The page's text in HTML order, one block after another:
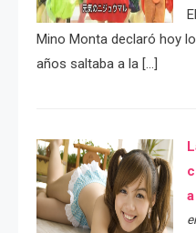
Mino Monta declaró hoy
años saltaba a la […]